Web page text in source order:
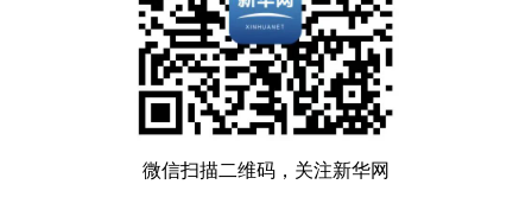
微信扫描二维码，关注新华网